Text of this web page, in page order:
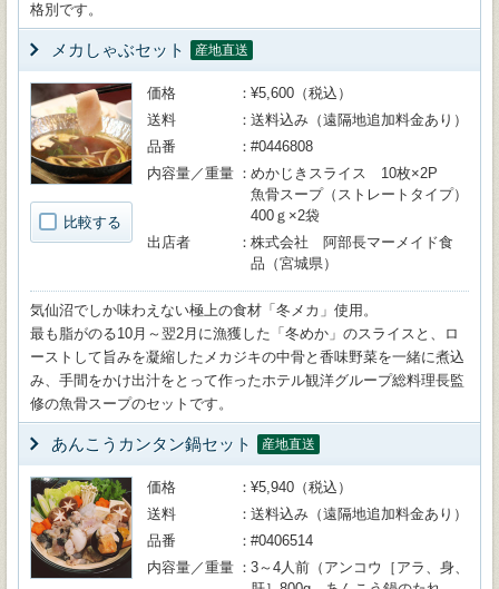
格別です。
メカしゃぶセット 産地直送
比較する
価格
¥5,600（税込）
送料
送料込み（遠隔地追加料金あり）
品番
#0446808
内容量／重量
めかじきスライス 10枚×2P
魚骨スープ（ストレートタイプ）
400ｇ×2袋
出店者
株式会社 阿部長マーメイド食
品（宮城県）
気仙沼でしか味わえない極上の食材「冬メカ」使用。
最も脂がのる10月～翌2月に漁獲した「冬めか」のスライスと、ロ
ーストして旨みを凝縮したメカジキの中骨と香味野菜を一緒に煮込
み、手間をかけ出汁をとって作ったホテル観洋グループ総料理長監
修の魚骨スープのセットです。
あんこうカンタン鍋セット 産地直送
価格
¥5,940（税込）
送料
送料込み（遠隔地追加料金あり）
品番
#0406514
内容量／重量
3～4人前（アンコウ［アラ、身、